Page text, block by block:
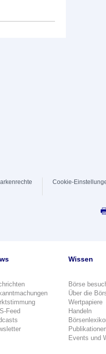
Cookie-
Feed
Wissen
Börse
Über die
Wertpapiere
Handeln
Events und